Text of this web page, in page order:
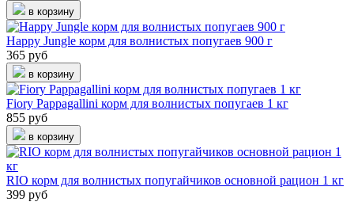
в корзину
Happy Jungle корм для волнистых попугаев 900 г
365 руб
в корзину
Fiory Pappagallini корм для волнистых попугаев 1 кг
855 руб
в корзину
RIO корм для волнистых попугайчиков основной рацион 1 кг
399 руб